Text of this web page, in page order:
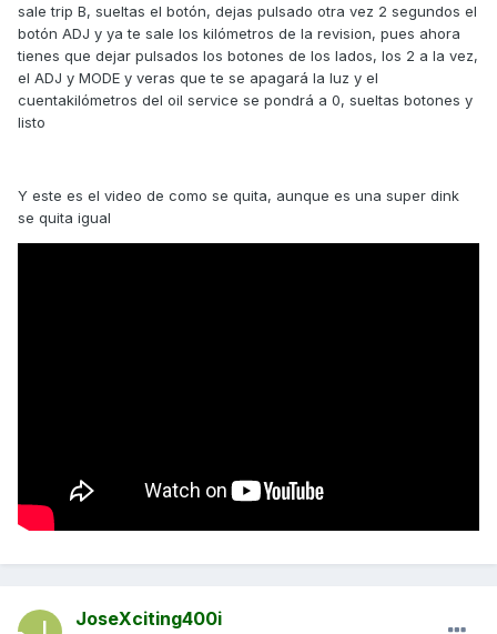
sale trip B, sueltas el botón, dejas pulsado otra vez 2 segundos el
botón ADJ y ya te sale los kilómetros de la revision, pues ahora
tienes que dejar pulsados los botones de los lados, los 2 a la vez,
el ADJ y MODE y veras que te se apagará la luz y el
cuentakilómetros del oil service se pondrá a 0, sueltas botones y
listo
Y este es el video de como se quita, aunque es una super dink
se quita igual
JoseXciting400i